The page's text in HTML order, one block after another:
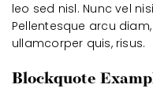
leo sed nisl. Nunc vel
Pellentesque arcu
ullamcorper quis, risus.
Blockquote